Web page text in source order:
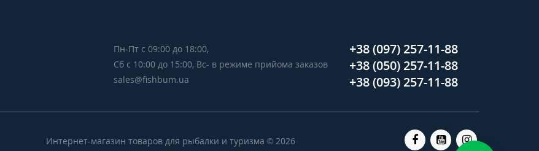
Пн-Пт с 09:00 до 18:00,
Сб с 10:00 до 15:00, Вс- в режиме прийома заказов
sales@fishbum.ua
+38 (097) 257-11-88
+38 (050) 257-11-88
+38 (093) 257-11-88
Интернет-магазин товаров для рыбалки и туризма © 2026